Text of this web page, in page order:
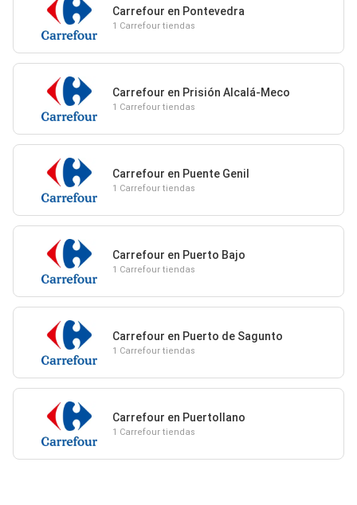
Carrefour en Pontevedra
1 Carrefour tiendas
Carrefour en Prisión Alcalá-Meco
1 Carrefour tiendas
Carrefour en Puente Genil
1 Carrefour tiendas
Carrefour en Puerto Bajo
1 Carrefour tiendas
Carrefour en Puerto de Sagunto
1 Carrefour tiendas
Carrefour en Puertollano
1 Carrefour tiendas